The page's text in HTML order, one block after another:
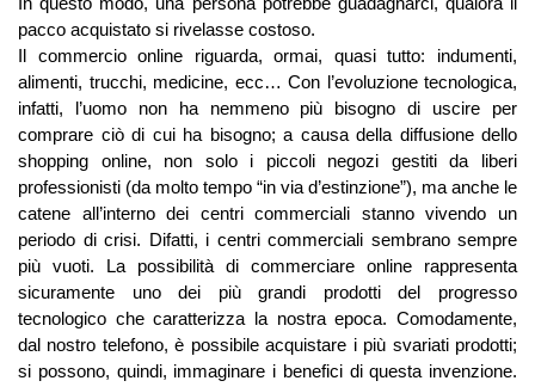
pacco acquistato si rivelasse costoso.
Il commercio online riguarda, ormai, quasi tutto: indumenti,
alimenti, trucchi, medicine, ecc… Con l’evoluzione tecnologica,
infatti, l’uomo non ha nemmeno più bisogno di uscire per
comprare ciò di cui ha bisogno; a causa della diffusione dello
shopping online, non solo i piccoli negozi gestiti da liberi
professionisti (da molto tempo “in via d’estinzione”), ma anche le
catene all’interno dei centri commerciali stanno vivendo un
periodo di crisi. Difatti, i centri commerciali sembrano sempre
più vuoti. La possibilità di commerciare online rappresenta
sicuramente uno dei più grandi prodotti del progresso
tecnologico che caratterizza la nostra epoca. Comodamente,
dal nostro telefono, è possibile acquistare i più svariati prodotti;
si possono, quindi, immaginare i benefici di questa invenzione.